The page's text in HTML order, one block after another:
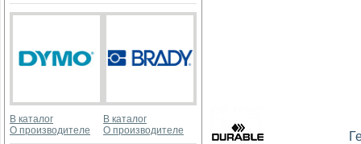
В каталог
О производителе
В каталог
О производителе